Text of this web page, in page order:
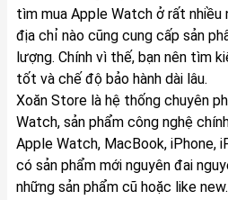
tìm mua Apple Watch ở rất nhiều
địa chỉ nào cũng cung cấp sản
lượng. Chính vì thế, bạn nên tìm
tốt và chế độ bảo hành dài lâu.
Xoăn Storelà hệ thống chuyên
Watch, sản phẩm công nghệ
Apple Watch, MacBook, iPhone,
có sản phẩm mới nguyên đai
những sản phẩm cũ hoặc like